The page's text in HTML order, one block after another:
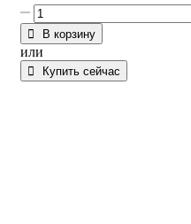
В корзину
или
Купить сейчас